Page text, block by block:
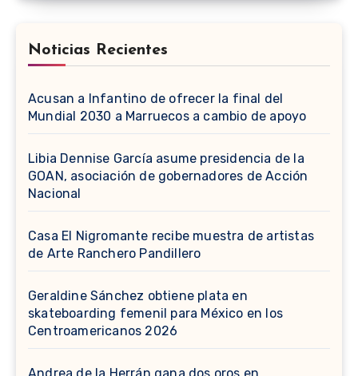
Noticias Recientes
Acusan a Infantino de ofrecer la final del
Mundial 2030 a Marruecos a cambio de apoyo
Libia Dennise García asume presidencia de la
GOAN, asociación de gobernadores de Acción
Nacional
Casa El Nigromante recibe muestra de artistas
de Arte Ranchero Pandillero
Geraldine Sánchez obtiene plata en
skateboarding femenil para México en los
Centroamericanos 2026